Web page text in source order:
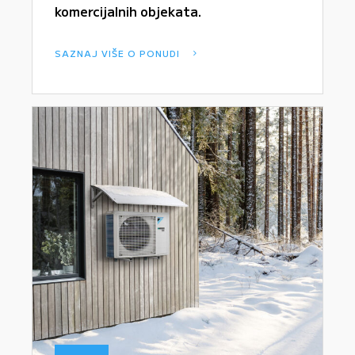
komercijalnih objekata.
SAZNAJ VIŠE O PONUDI